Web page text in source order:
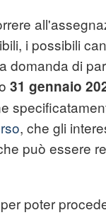
i possibili
domanda di
31 gennaio
, che gli
può essere
poter